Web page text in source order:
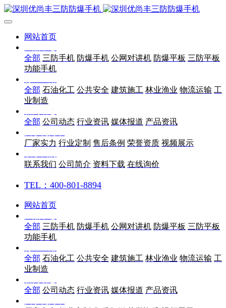
网站首页
全部 三防手机 防爆手机 公网对讲机 防爆平板 三防平板
功能手机
全部 石油化工 公共安全 建筑施工 林业渔业 物流运输 工
业制造
全部 公司动态 行业资讯 媒体报道 产品资讯
厂家实力 行业定制 售后条例 荣誉资质 视频展示
联系我们 公司简介 资料下载 在线询价
TEL：400-801-8894
网站首页
全部 三防手机 防爆手机 公网对讲机 防爆平板 三防平板
功能手机
全部 石油化工 公共安全 建筑施工 林业渔业 物流运输 工
业制造
全部 公司动态 行业资讯 媒体报道 产品资讯